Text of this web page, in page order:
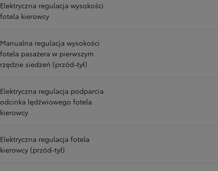
Elektryczna regulacja wysokości
fotela kierowcy
Manualna regulacja wysokości
fotela pasażera w pierwszym
rzędzie siedzeń (przód-tył)
Elektryczna regulacja podparcia
odcinka lędźwiowego fotela
kierowcy
Elektryczna regulacja fotela
kierowcy (przód-tył)